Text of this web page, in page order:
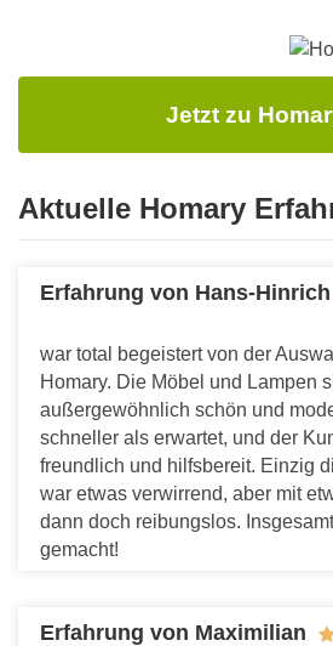
Jetzt zu
Aktuelle Homary
Erfahrung von Hans-Hinrich
war total begeistert von der
Homary. Die Möbel und Lampen
außergewöhnlich schön und
schneller als erwartet, und der
freundlich und hilfsbereit. Einzig
war etwas verwirrend, aber mit
dann doch reibungslos.
gemacht!
Erfahrung von Maximilian